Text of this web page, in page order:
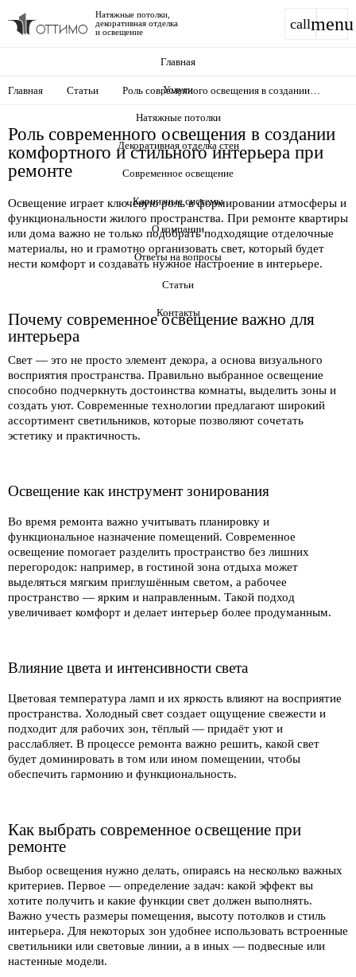
Натяжные потолки,
декоративная отделка
и освещение
callmenu
Главная
Услуги
Натяжные потолки
Декоративная отделка стен
Современное освещение
Карнизные системы
О компании
Ответы на вопросы
Статьи
Контакты
Главная Статьи
Роль современного освещения в создании
ремонте
Роль современного освещения в создании
комфортного и стильного интерьера при
ремонте
Освещение играет ключевую роль в формировании атмосферы и
функциональности жилого пространства. При ремонте квартиры
или дома важно не только подобрать подходящие отделочные
материалы, но и грамотно организовать свет, который будет
нести комфорт и создавать нужное настроение в интерьере.
Почему современное освещение важно для
интерьера
Свет — это не просто элемент декора, а основа визуального
восприятия пространства. Правильно выбранное освещение
способно подчеркнуть достоинства комнаты, выделить зоны и
создать уют. Современные технологии предлагают широкий
ассортимент светильников, которые позволяют сочетать
эстетику и практичность.
Освещение как инструмент зонирования
Во время ремонта важно учитывать планировку и
функциональное назначение помещений. Современное
освещение помогает разделить пространство без лишних
перегородок: например, в гостиной зона отдыха может
выделяться мягким приглушённым светом, а рабочее
пространство — ярким и направленным. Такой подход
увеличивает комфорт и делает интерьер более продуманным.
Влияние цвета и интенсивности света
Цветовая температура ламп и их яркость влияют на восприятие
пространства. Холодный свет создает ощущение свежести и
подходит для рабочих зон, тёплый — придаёт уют и
расслабляет. В процессе ремонта важно решить, какой свет
будет доминировать в том или ином помещении, чтобы
обеспечить гармонию и функциональность.
Как выбрать современное освещение при
ремонте
Выбор освещения нужно делать, опираясь на несколько важных
критериев. Первое — определение задач: какой эффект вы
хотите получить и какие функции свет должен выполнять.
Важно учесть размеры помещения, высоту потолков и стиль
интерьера. Для некоторых зон удобнее использовать встроенные
светильники или световые линии, а в иных — подвесные или
настенные модели.